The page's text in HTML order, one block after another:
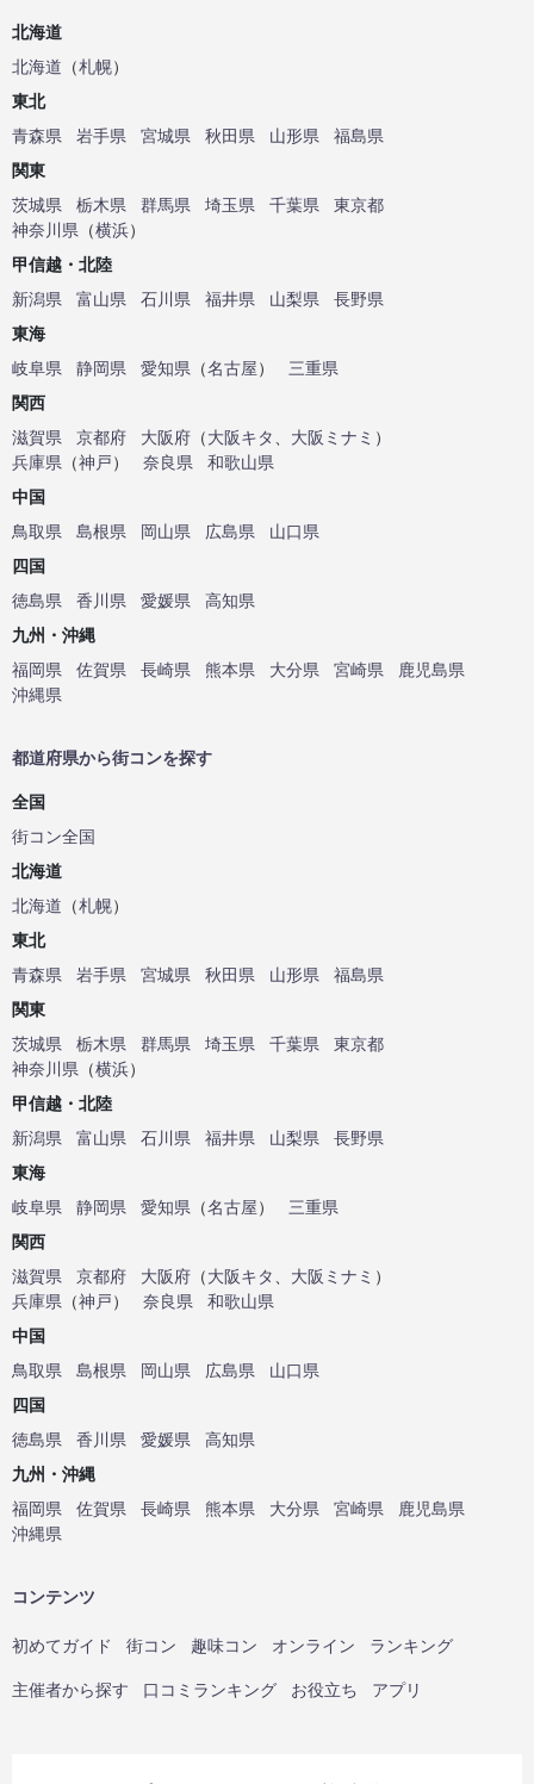
北海道
北海道 （札幌）
東北
青森県
岩手県 宮城県 秋田県 山形県
福島県
関東
茨城県
栃木県 群馬県 埼玉県 千葉県
東京都
神奈川県 （横浜）
甲信越・北陸
新潟県
富山県 石川県 福井県 山梨県
長野県
東海
岐阜県
静岡県 愛知県 （名古屋）
三重県
関西
滋賀県
京都府 大阪府 （大阪キタ 大阪ミナミ ）
兵庫県 （神戸） 奈良県
和歌山県
中国
鳥取県
島根県 岡山県 広島県
山口県
四国
徳島県
香川県 愛媛県
高知県
九州・沖縄
福岡県
佐賀県 長崎県 熊本県 大分県 宮崎県
鹿児島県
沖縄県
都道府県から街コンを探す
全国
街コン全国
北海道
北海道 （札幌）
東北
青森県
岩手県 宮城県 秋田県 山形県
福島県
関東
茨城県
栃木県 群馬県 埼玉県 千葉県
東京都
神奈川県 （横浜）
甲信越・北陸
新潟県
富山県 石川県 福井県 山梨県
長野県
東海
岐阜県
静岡県 愛知県 （名古屋）
三重県
関西
滋賀県
京都府 大阪府 （大阪キタ 大阪ミナミ ）
兵庫県 （神戸） 奈良県
和歌山県
中国
鳥取県
島根県 岡山県 広島県
山口県
四国
徳島県
香川県 愛媛県
高知県
九州・沖縄
福岡県
佐賀県 長崎県 熊本県 大分県 宮崎県
鹿児島県
沖縄県
コンテンツ
初めてガイド 街コン 趣味コン オンライン ランキング
主催者から探す 口コミランキング お役立ち アプリ